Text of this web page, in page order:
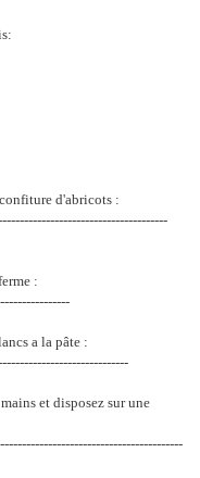
d'abricots :
:
a la pâte :
et disposez sur une